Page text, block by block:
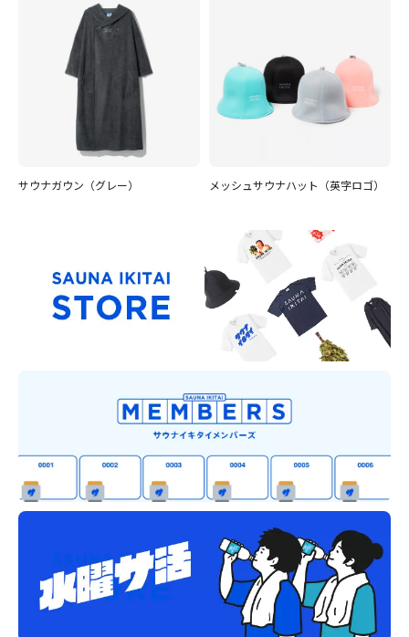
サウナガウン（グレー） メッシュサウナハット（英字ロゴ）